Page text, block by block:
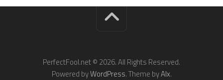
PerfectFool.net © 2026. All Rights Reserved.
Powered byWordPress. Theme byAlx.